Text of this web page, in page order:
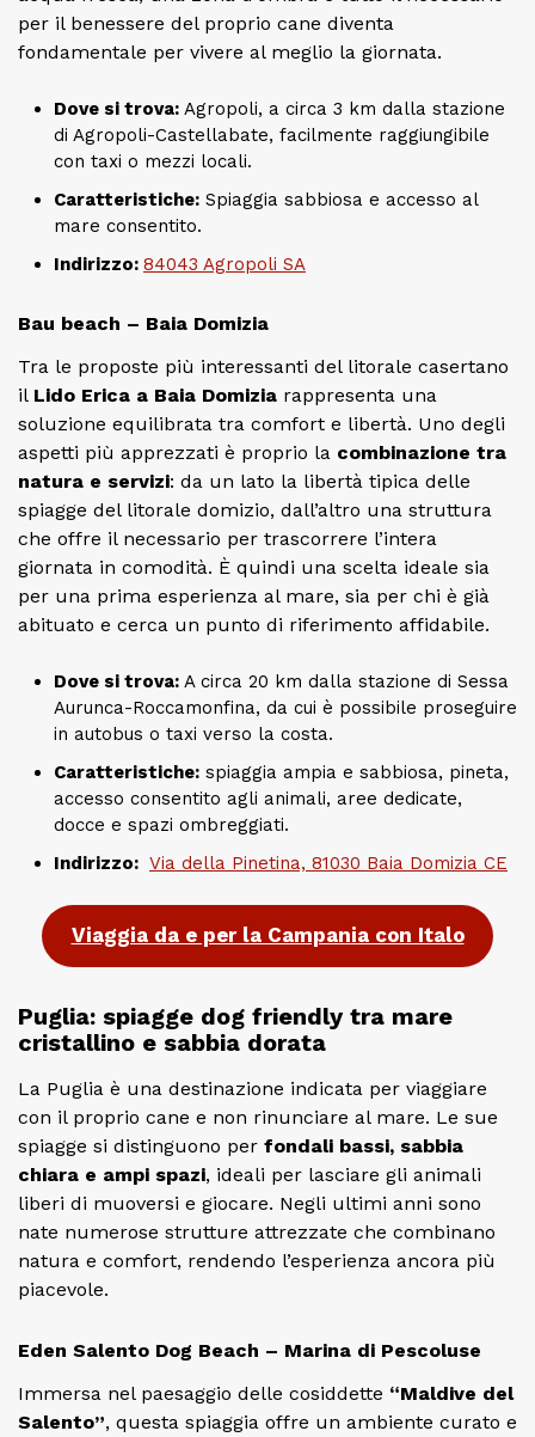
per il benessere del proprio cane diventa
fondamentale per vivere al meglio la giornata.
Dove si trova: Agropoli, a circa 3 km dalla stazione
di Agropoli-Castellabate, facilmente raggiungibile
con taxi o mezzi locali.
Caratteristiche: Spiaggia sabbiosa e accesso al
mare consentito.
Indirizzo: 84043 Agropoli SA
Bau beach – Baia Domizia
Tra le proposte più interessanti del litorale casertano
il Lido Erica a Baia Domizia rappresenta una
soluzione equilibrata tra comfort e libertà. Uno degli
aspetti più apprezzati è proprio la combinazione tra
natura e servizi: da un lato la libertà tipica delle
spiagge del litorale domizio, dall’altro una struttura
che offre il necessario per trascorrere l’intera
giornata in comodità. È quindi una scelta ideale sia
per una prima esperienza al mare, sia per chi è già
abituato e cerca un punto di riferimento affidabile.
Dove si trova: A circa 20 km dalla stazione di Sessa
Aurunca-Roccamonfina, da cui è possibile proseguire
in autobus o taxi verso la costa.
Caratteristiche: spiaggia ampia e sabbiosa, pineta,
accesso consentito agli animali, aree dedicate,
docce e spazi ombreggiati.
Indirizzo: Via della Pinetina, 81030 Baia Domizia CE
Viaggia da e per la Campania con Italo
Puglia: spiagge dog friendly tra mare
cristallino e sabbia dorata
La Puglia è una destinazione indicata per viaggiare
con il proprio cane e non rinunciare al mare. Le sue
spiagge si distinguono per fondali bassi, sabbia
chiara e ampi spazi, ideali per lasciare gli animali
liberi di muoversi e giocare. Negli ultimi anni sono
nate numerose strutture attrezzate che combinano
natura e comfort, rendendo l’esperienza ancora più
piacevole.
Eden Salento Dog Beach – Marina di Pescoluse
Immersa nel paesaggio delle cosiddette “Maldive del
Salento”, questa spiaggia offre un ambiente curato e